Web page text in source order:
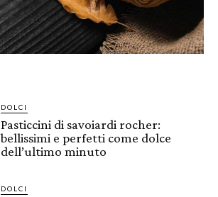
DOLCI
Pasticcini di savoiardi rocher:
bellissimi e perfetti come dolce
dell’ultimo minuto
DOLCI